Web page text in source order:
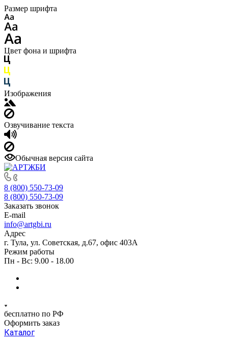
Размер шрифта
Цвет фона и шрифта
Изображения
Озвучивание текста
Обычная версия сайта
8 (800) 550-73-09
8 (800) 550-73-09
Заказать звонок
E-mail
info@artgbi.ru
Адрес
г. Тула, ул. Советская, д.67, офис 403А
Режим работы
Пн - Вс: 9.00 - 18.00
бесплатно по РФ
Оформить заказ
Каталог